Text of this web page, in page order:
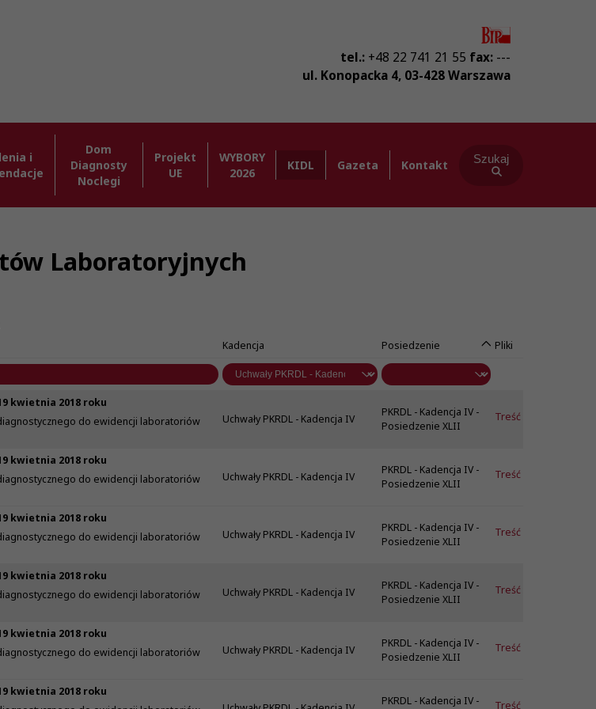
tel.: +48 22 741 21 55 fax: ---
ul. Konopacka 4, 03-428Warszawa
i
Dom
Diagnosty
Noclegi
Projekt
UE
WYBORY
2026
KIDL Gazeta Kontakt Szukaj
Laboratoryjnych
Kadencja Posiedzenie Pliki
kwietnia 2018 roku
do ewidencji laboratoriów
Uchwały PKRDL - Kadencja IV
PKRDL - Kadencja IV -
Posiedzenie XLII
Treść
kwietnia 2018 roku
do ewidencji laboratoriów
Uchwały PKRDL - Kadencja IV
PKRDL - Kadencja IV -
Posiedzenie XLII
Treść
kwietnia 2018 roku
do ewidencji laboratoriów
Uchwały PKRDL - Kadencja IV
PKRDL - Kadencja IV -
Posiedzenie XLII
Treść
kwietnia 2018 roku
do ewidencji laboratoriów
Uchwały PKRDL - Kadencja IV
PKRDL - Kadencja IV -
Posiedzenie XLII
Treść
kwietnia 2018 roku
do ewidencji laboratoriów
Uchwały PKRDL - Kadencja IV
PKRDL - Kadencja IV -
Posiedzenie XLII
Treść
kwietnia 2018 roku
PKRDL - Kadencja IV -
Treść